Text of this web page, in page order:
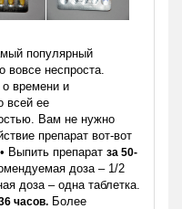
популярный
вовсе неспроста.
о времени и
всей ее
Вам не нужно
препарат вот-вот
• Выпить препарат за 50-
доза – 1/2
доза – одна таблетка.
часов. Более